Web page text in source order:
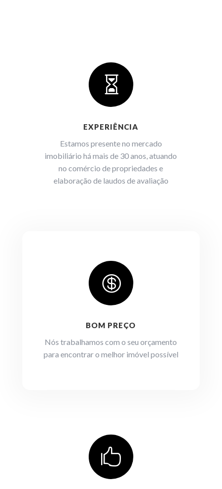

EXPERIÊNCIA
Estamos presente no mercado
imobiliário há mais de 30 anos, atuando
no comércio de propriedades e
elaboração de laudos de avaliação

BOM PREÇO
Nós trabalhamos com o seu orçamento
para encontrar o melhor imóvel possível
